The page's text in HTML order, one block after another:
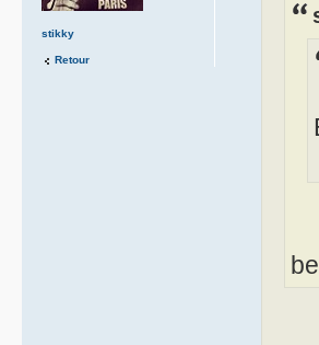
stikky
Retour